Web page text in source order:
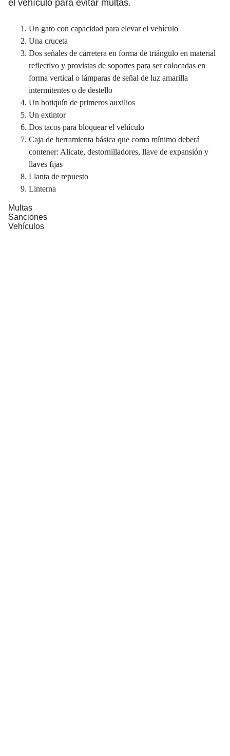
el vehículo para evitar multas.
Un gato con capacidad para elevar el vehículo
Una cruceta
Dos señales de carretera en forma de triángulo en material
reflectivo y provistas de soportes para ser colocadas en
forma vertical o lámparas de señal de luz amarilla
intermitentes o de destello
Un botiquín de primeros auxilios
Un extintor
Dos tacos para bloquear el vehículo
Caja de herramienta básica que como mínimo deberá
contener: Alicate, destornilladores, llave de expansión y
llaves fijas
Llanta de repuesto
Linterna
Multas
Sanciones
Vehículos